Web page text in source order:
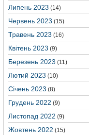
Липень 2023 (14)
Червень 2023 (15)
Травень 2023 (16)
Квітень 2023 (9)
Березень 2023 (11)
Лютий 2023 (10)
Січень 2023 (8)
Грудень 2022 (9)
Листопад 2022 (9)
Жовтень 2022 (15)